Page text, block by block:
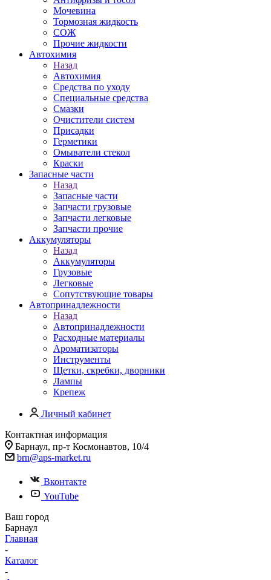
Мочевина
Тормозная жидкость
СОЖ
Прочие жидкости
Автохимия
Назад
Автохимия
Средства по уходу
Специальные средства
Смазки
Очистители систем
Присадки
Герметики
Омыватели стекол
Краски
Запасные части
Назад
Запасные части
Запчасти грузовые
Запчасти легковые
Запчасти прочие
Аккумуляторы
Назад
Аккумуляторы
Грузовые
Легковые
Сопутствующие товары
Автопринадлежности
Назад
Автопринадлежности
Расходные материалы
Ароматизаторы
Инструменты
Щетки, скребки, дворники
Лампы
Крепеж
Личный кабинет
Контактная информация
Барнаул, пр-т Космонавтов, 10/4
brn@aps-market.ru
Вконтакте
YouTube
Ваш город
Барнаул
Главная
-
Каталог
-